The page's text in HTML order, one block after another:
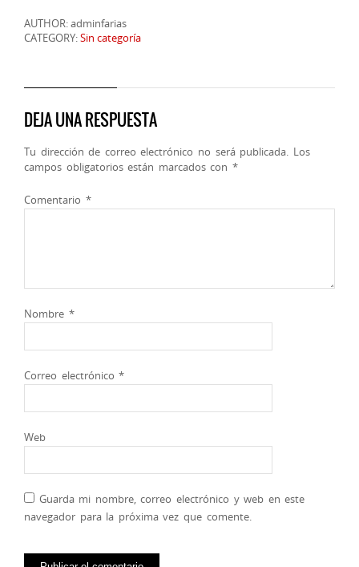
AUTHOR: adminfarias
CATEGORY:Sin categoría
DEJA UNA RESPUESTA
Tu dirección de correo electrónico no será publicada. Los
campos obligatorios están marcados con *
Comentario *
Nombre *
Correo electrónico*
Web
Guarda mi nombre, correo electrónico y web en este
navegador para la próxima vez que comente.